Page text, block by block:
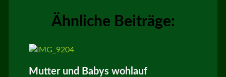
Ähnliche Beiträge:
Mutter und Babys wohlauf